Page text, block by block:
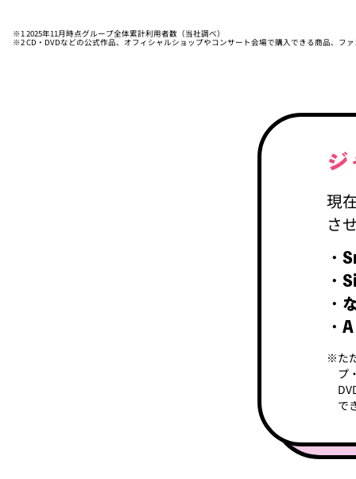
※1 2025年11月時点グループ全体累計利用者数（当社調べ）
※2 CD・DVDなどの公式作品、オフィシャルショップやコンサート会場で購入できる商品、フ